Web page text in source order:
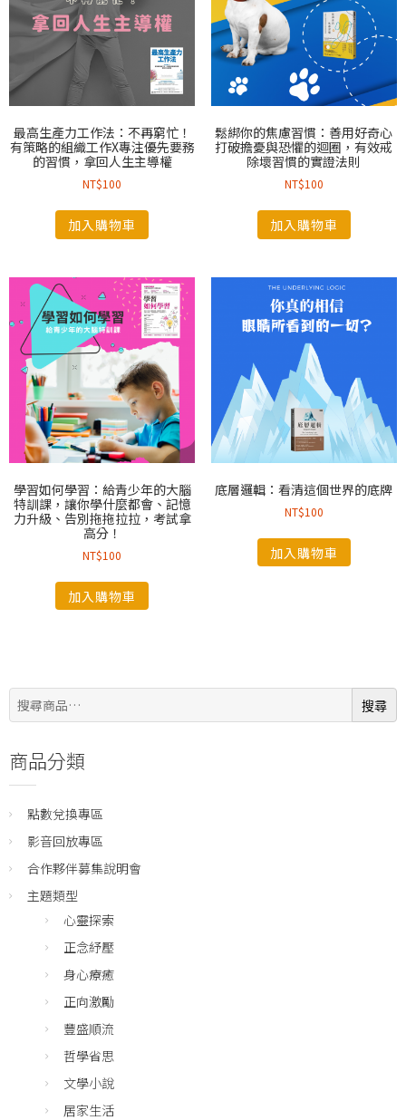
最高生產力工作法：不再窮忙！
有策略的組織工作X專注優先要務
的習慣，拿回人生主導權
NT$100
加入購物車
鬆綁你的焦慮習慣：善用好奇心
打破擔憂與恐懼的迴圈，有效戒
除壞習慣的實證法則
NT$100
加入購物車
學習如何學習：給青少年的大腦
特訓課，讓你學什麼都會、記憶
力升級、告別拖拖拉拉，考試拿
高分！
NT$100
加入購物車
底層邏輯：看清這個世界的底牌
NT$100
加入購物車
搜
尋:
搜尋
商品分類
點數兌換專區
影音回放專區
合作夥伴募集說明會
主題類型
心靈探索
正念紓壓
身心療癒
正向激勵
豐盛順流
哲學省思
文學小說
居家生活